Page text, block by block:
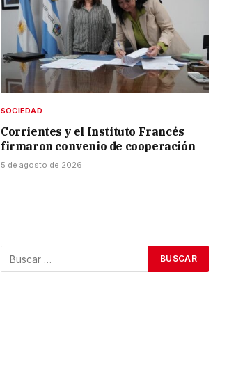
SOCIEDAD
Corrientes y el Instituto Francés
firmaron convenio de cooperación
5 de agosto de 2026